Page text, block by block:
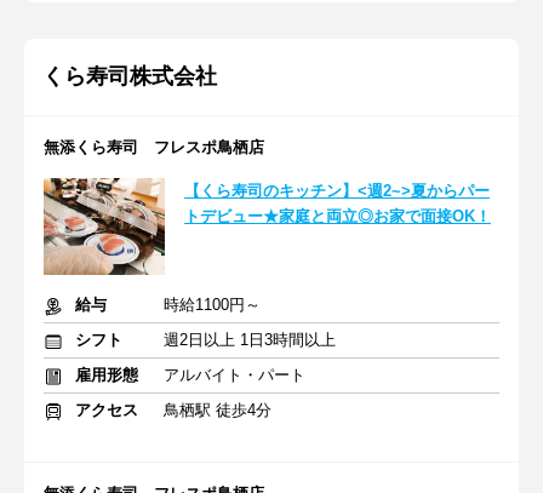
くら寿司株式会社
無添くら寿司 フレスポ鳥栖店
【くら寿司のキッチン】<週2~>夏からパー
トデビュー★家庭と両立◎お家で面接OK！
給与
時給1100円～
シフト
週2日以上 1日3時間以上
雇用形態
アルバイト・パート
アクセス
鳥栖駅 徒歩4分